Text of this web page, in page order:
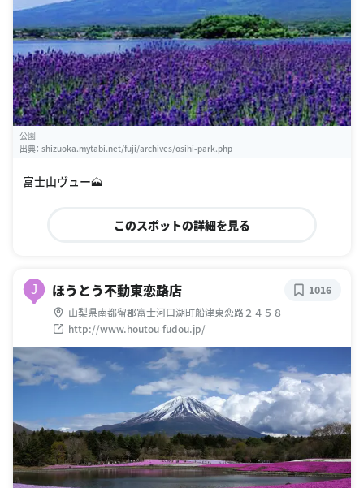
公園
出典： shizuoka.mytabi.net/fuji/archives/osihi-park.php
富士山ヴュー🗻
このスポットの詳細を見る
J ほうとう不動東恋路店
山梨県南都留郡富士河口湖町船津東恋路２４５８
http://www.houtou-fudou.jp/
1016